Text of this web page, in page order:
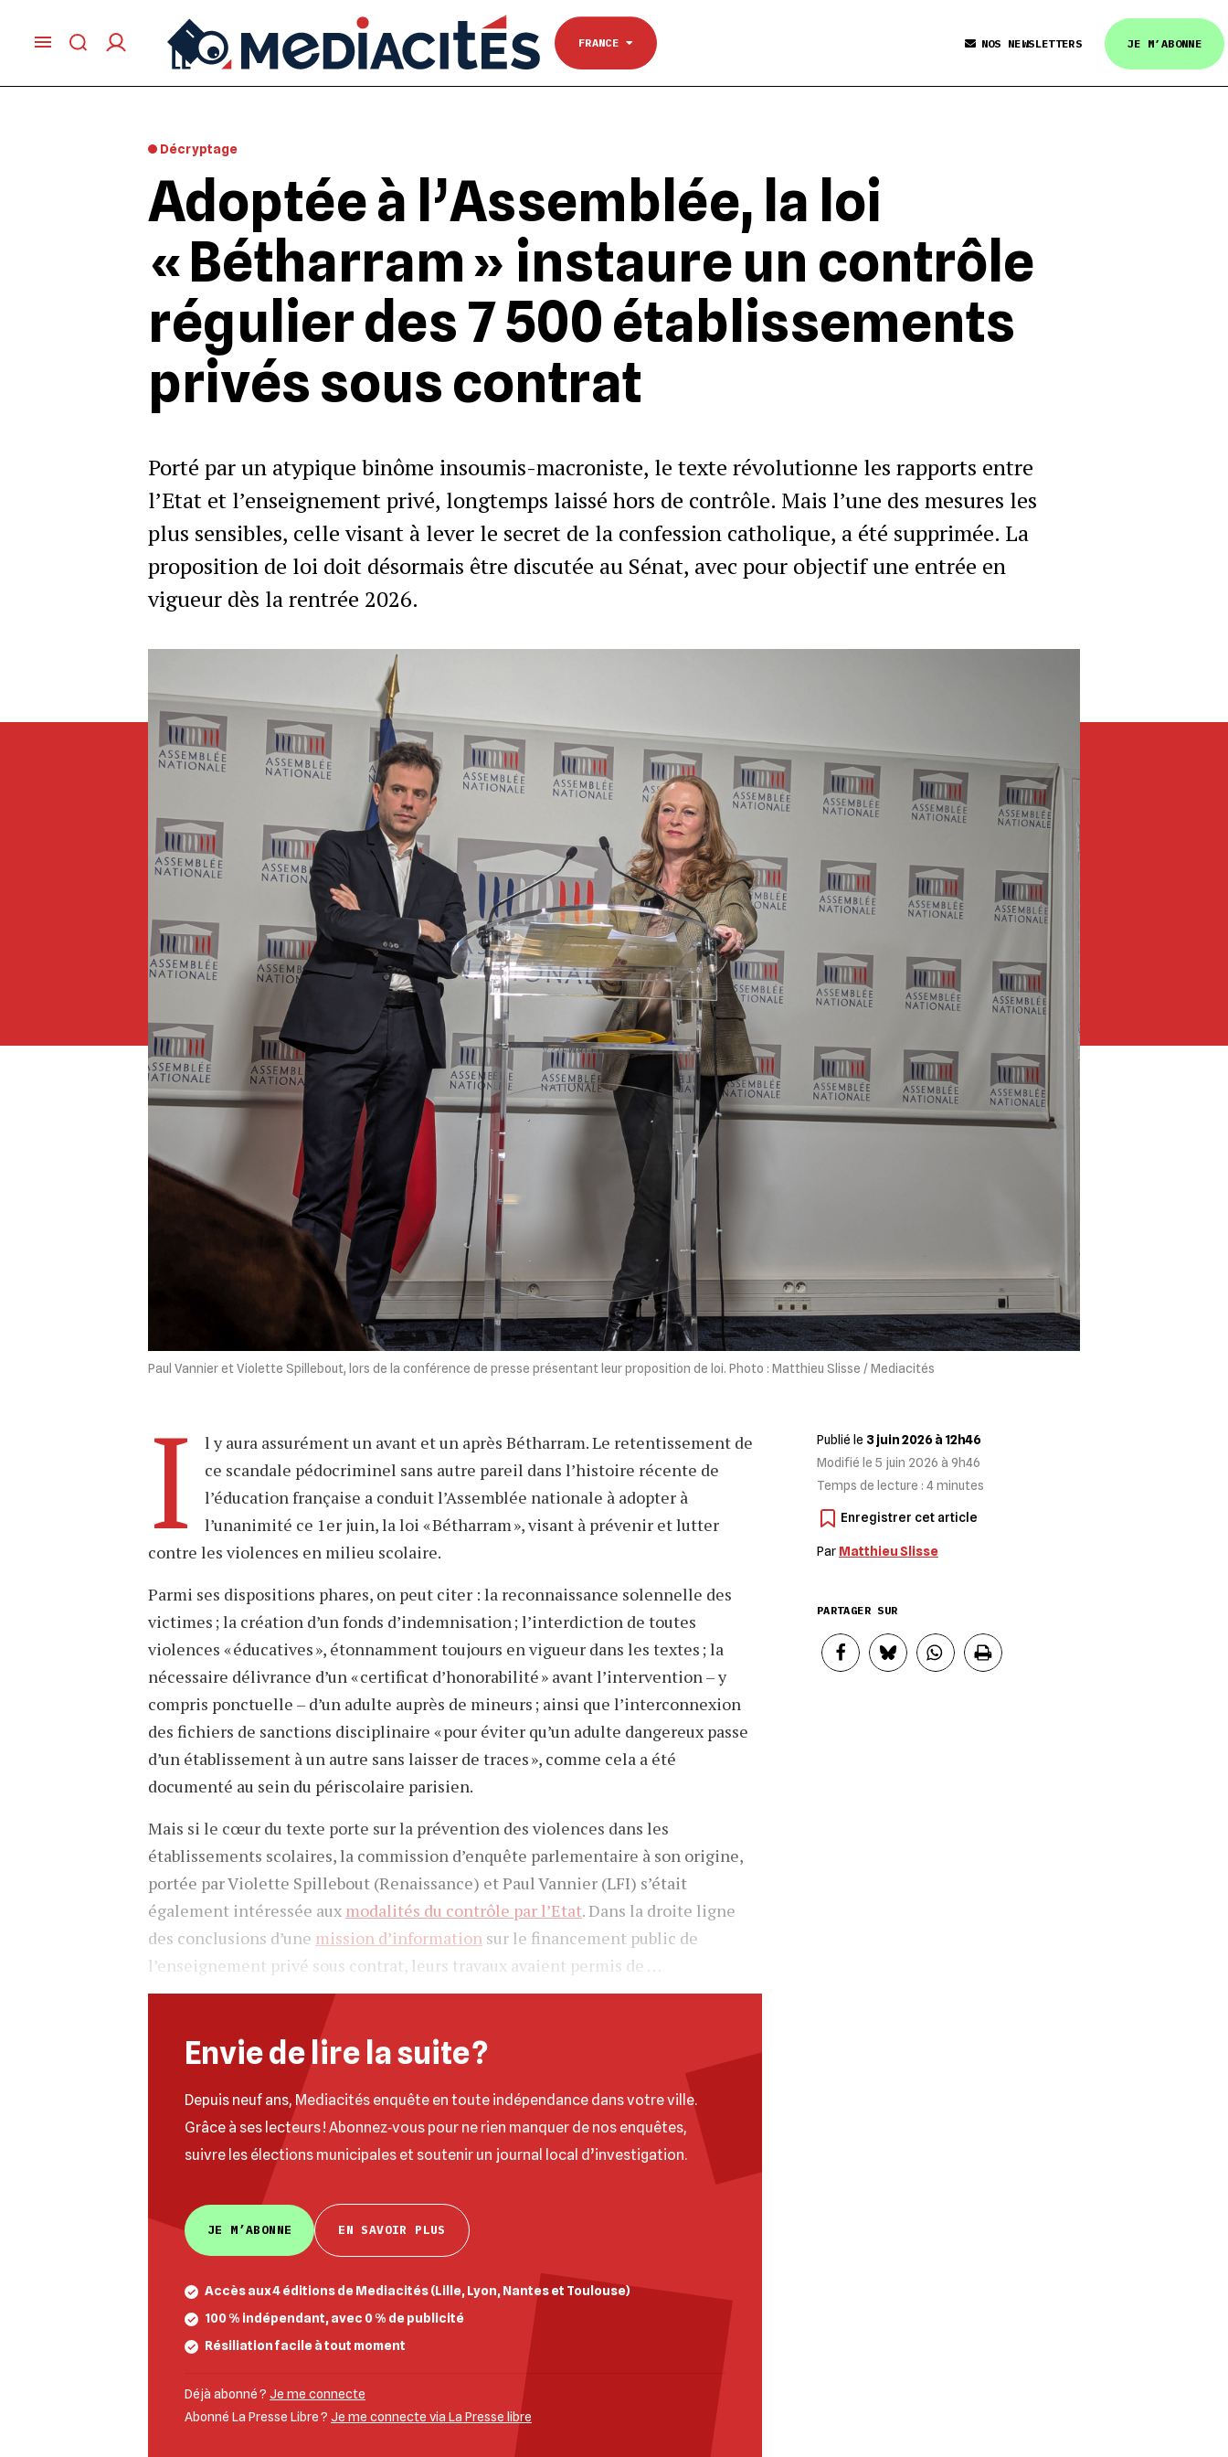
FRANCE
NANTES
TOULOUSE
NOS NEWSLETTERS JE M’ABONNE
Se connecter
Décryptage
Adoptée à l’Assemblée, la loi
« Bétharram » instaure un contrôle
régulier des 7 500 établissements
privés sous contrat
Porté par un atypique binôme insoumis-macroniste, le texte révolutionne les rapports entre
l’Etat et l’enseignement privé, longtemps laissé hors de contrôle. Mais l’une des mesures les
plus sensibles, celle visant à lever le secret de la confession catholique, a été supprimée. La
proposition de loi doit désormais être discutée au Sénat, avec pour objectif une entrée en
vigueur dès la rentrée 2026.
Paul Vannier et Violette Spillebout, lors de la conférence de presse présentant leur proposition de loi. Photo : Matthieu Slisse / Mediacités
I
l y aura assurément un avant et un après Bétharram. Le retentissement de
ce scandale pédocriminel sans autre pareil dans l’histoire récente de
l’éducation française a conduit l’Assemblée nationale à adopter à
l’unanimité ce 1er juin, la loi « Bétharram », visant à prévenir et lutter
contre les violences en milieu scolaire.
Parmi ses dispositions phares, on peut citer : la reconnaissance solennelle des
victimes ; la création d’un fonds d’indemnisation ; l’interdiction de toutes
violences « éducatives », étonnamment toujours en vigueur dans les textes ; la
nécessaire délivrance d’un « certificat d’honorabilité » avant l’intervention – y
compris ponctuelle – d’un adulte auprès de mineurs ; ainsi que l’interconnexion
des fichiers de sanctions disciplinaire « pour éviter qu’un adulte dangereux passe
d’un établissement à un autre sans laisser de traces », comme cela a été
documenté au sein du périscolaire parisien.
Mais si le cœur du texte porte sur la prévention des violences dans les
établissements scolaires, la commission d’enquête parlementaire à son origine,
portée par Violette Spillebout (Renaissance) et Paul Vannier (LFI) s’était
également intéressée aux modalités du contrôle par l’Etat. Dans la droite ligne
des conclusions d’une mission d’information sur le financement public de
l’enseignement privé sous contrat, leurs travaux avaient permis de …
Envie de lire la suite ?
Depuis neuf ans, Mediacités enquête en toute indépendance dans votre ville.
Grâce à ses lecteurs ! Abonnez‐vous pour ne rien manquer de nos enquêtes,
suivre les élections municipales et soutenir un journal local d’investigation.
JE M’ABONNE EN SAVOIR PLUS
Accès aux 4 éditions de Mediacités (Lille, Lyon, Nantes et Toulouse)
100 % indépendant, avec 0 % de publicité
Résiliation facile à tout moment
Déjà abonné ? Je me connecte
Abonné La Presse Libre ? Je me connecte via La Presse libre
Publié le 3 juin 2026 à 12h46
Modifié le 5 juin 2026 à 9h46
Temps de lecture : 4minutes
Par Matthieu Slisse
PARTAGER SUR